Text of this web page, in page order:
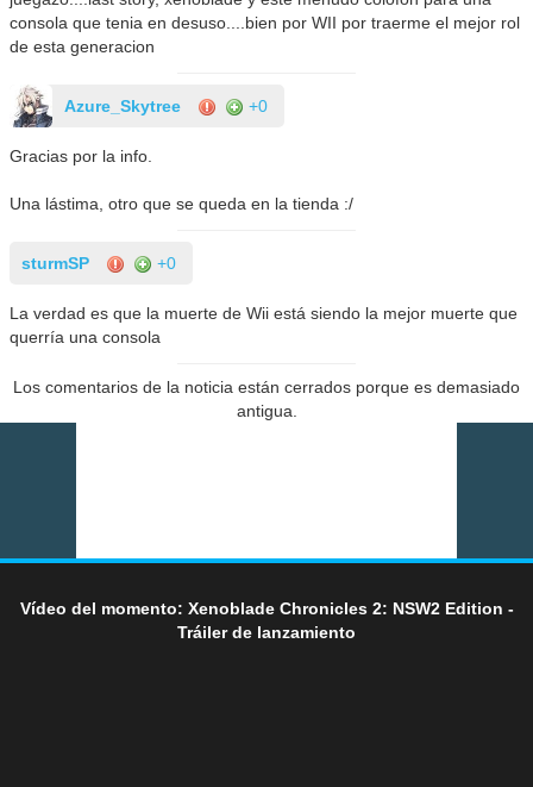
consola que tenia en desuso....bien por WII por traerme el mejor rol
de esta generacion
Azure_Skytree +0
Gracias por la info.
Una lástima, otro que se queda en la tienda :/
sturmSP +0
La verdad es que la muerte de Wii está siendo la mejor muerte que
querría una consola
Los comentarios de la noticia están cerrados porque es demasiado
antigua.
Vídeo del momento: Xenoblade Chronicles 2: NSW2 Edition -
Tráiler de lanzamiento